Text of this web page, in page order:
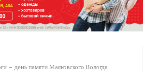
день памяти Маяковского Вологда